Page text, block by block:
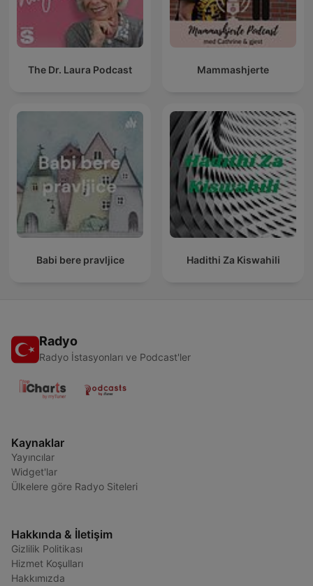
The Dr. Laura Podcast Mammashjerte
Babi bere pravljice Hadithi Za Kiswahili
Radyo
Radyo İstasyonları ve Podcast'ler
Kaynaklar
Yayıncılar
Widget'lar
Ülkelere göre Radyo Siteleri
Hakkında & İletişim
Gizlilik Politikası
Hizmet Koşulları
Hakkımızda